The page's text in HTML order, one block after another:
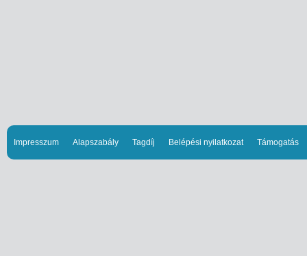
Impresszum Alapszabály Tagdíj Belépési nyilatkozat Támogatás